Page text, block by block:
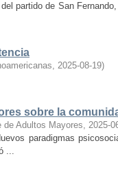
partido de San
, 2025-08-19)
sobre la
Adultos Mayores, 2025-
paradigmas
...